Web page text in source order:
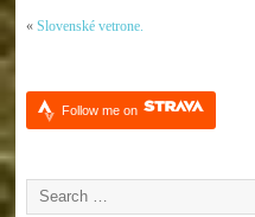
« Slovenské vetrone.
Follow me on